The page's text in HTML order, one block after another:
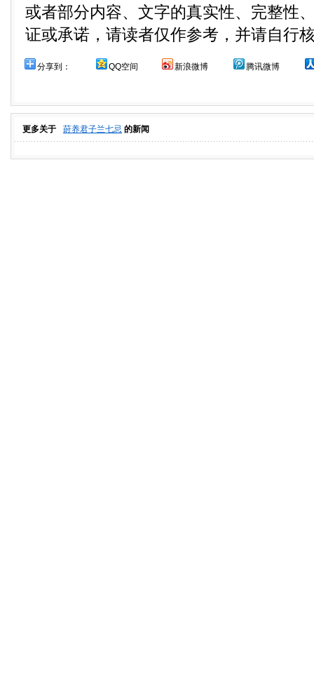
或者部分内容、文字的真实性、完整性
证或承诺，请读者仅作参考，并请自行
分享到： QQ空间 新浪微博 腾讯微博
更多关于 莳养君子兰七忌 的新闻